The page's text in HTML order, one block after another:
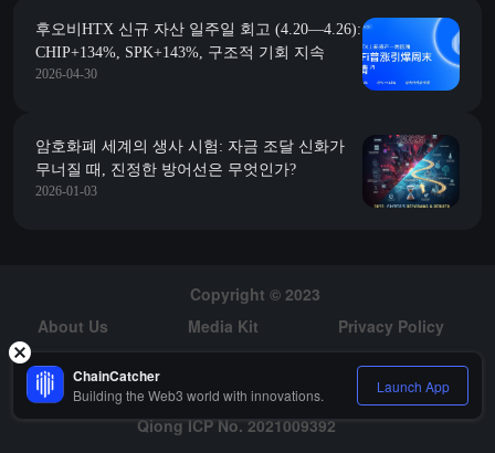
후오비HTX 신규 자산 일주일 회고 (4.20—4.26):
CHIP+134%, SPK+143%, 구조적 기회 지속
2026-04-30
암호화폐 세계의 생사 시험: 자금 조달 신화가
무너질 때, 진정한 방어선은 무엇인가?
2026-01-03
Copyright © 2023
About Us
Media Kit
Privacy Policy
Risk Warning
Hiring
Qiong ICP No. 2021009392
ChainCatcher
Building the Web3 world with innovations. Launch App